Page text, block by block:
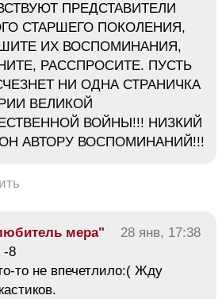
ПРЕДСТАВИТЕЛИ
СТАРШЕГО ПОКОЛЕНИЯ,
ИХ ВОСПОМИНАНИЯ,
РАССПРОСИТЕ. ПУСТЬ
НИ ОДНА СТРАНИЧКА
ВЕЛИКОЙ
ВОЙНЫ!!! НИЗКИЙ
АВТОРУ ВОСПОМИНАНИЙ!!!
мера"
28 янв, 17:38
-8
то не впечетлило:( Жду